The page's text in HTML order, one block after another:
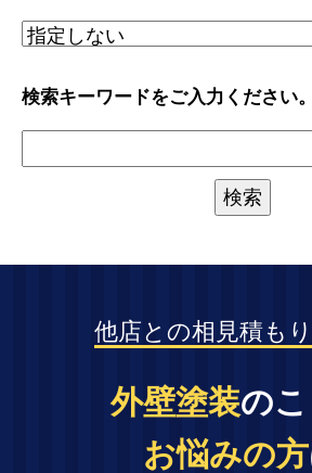
検索キーワードをご入力ください。
他店との相見積も
外壁塗装の
お悩みの方